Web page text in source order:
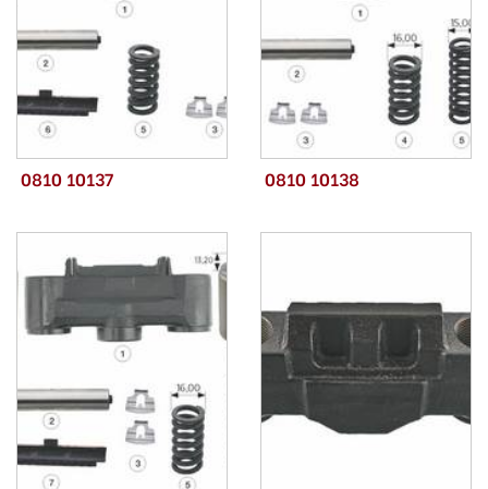
0810 10137 0810 10138